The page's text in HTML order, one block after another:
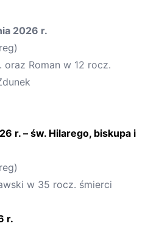
2026 r.
Roman w 12 rocz.
6 r. – św. Hilarego, biskupa i
w 35 rocz. śmierci
r.